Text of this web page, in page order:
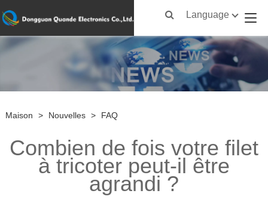
Language
Maison > Nouvelles > FAQ
Combien de fois votre filet
à tricoter peut-il être
agrandi ?